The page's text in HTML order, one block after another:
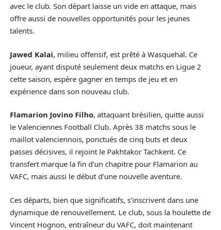
avec le club. Son départ laisse un vide en attaque, mais
offre aussi de nouvelles opportunités pour les jeunes
talents.
Jawed Kalai, milieu offensif, est prêté à Wasquehal. Ce
joueur, ayant disputé seulement deux matchs en Ligue 2
cette saison, espère gagner en temps de jeu et en
expérience dans son nouveau club.
Flamarion Jovino Filho, attaquant brésilien, quitte aussi
le Valenciennes Football Club. Après 38 matchs sous le
maillot valenciennois, ponctués de cinq buts et deux
passes décisives, il rejoint le Pakhtakor Tachkent. Ce
transfert marque la fin d’un chapitre pour Flamarion au
VAFC, mais aussi le début d’une nouvelle aventure.
Ces départs, bien que significatifs, s’inscrivent dans une
dynamique de renouvellement. Le club, sous la houlette de
Vincent Hognon, entraîneur du VAFC, doit maintenant